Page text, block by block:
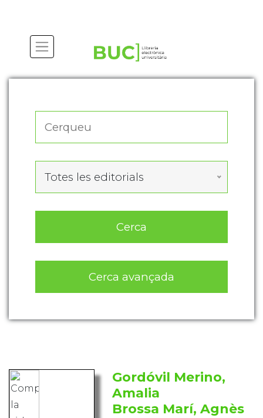
Totes les editorials
Cerca
Cerca avançada
Gordóvil Merino,
Amalia
Brossa Marí, Agnès